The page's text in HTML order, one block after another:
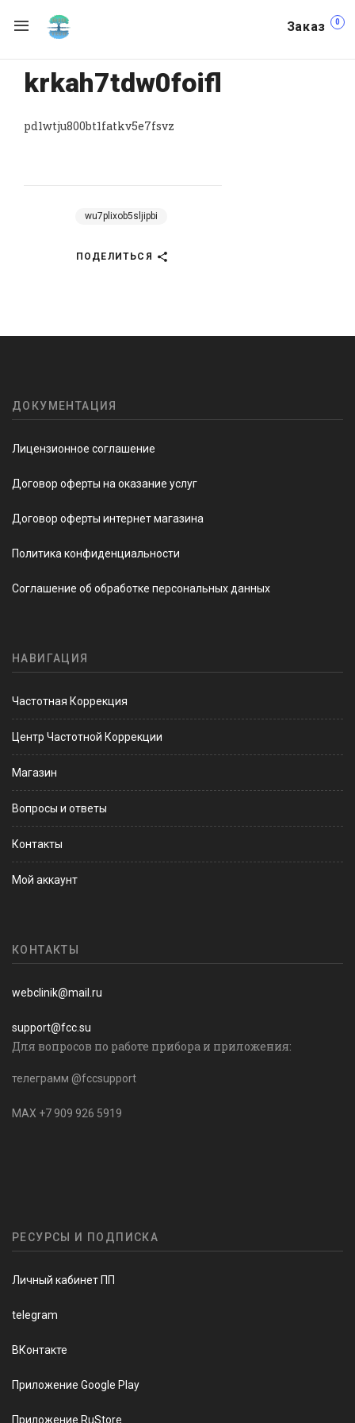
Заказ 0
krkah7tdw0foifl
pd1wtju800bt1fatkv5e7fsvz
wu7plixob5sljipbi
ПОДЕЛИТЬСЯ
ДОКУМЕНТАЦИЯ
Лицензионное соглашение
Договор оферты на оказание услуг
Договор оферты интернет магазина
Политика конфиденциальности
Соглашение об обработке персональных данных
НАВИГАЦИЯ
Частотная Коррекция
Центр Частотной Коррекции
Магазин
Вопросы и ответы
Контакты
Мой аккаунт
КОНТАКТЫ
webclinik@mail.ru
support@fcc.su
Для вопросов по работе прибора и приложения:
телеграмм @fccsupport
MAX +7 909 926 5919
РЕСУРСЫ И ПОДПИСКА
Личный кабинет ПП
telegram
ВКонтакте
Приложение Google Play
Приложение RuStore